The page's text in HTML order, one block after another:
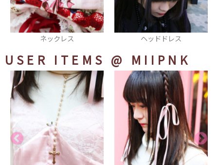
ヘッドドレス スカート
USER ITEMS @ MIIPNK